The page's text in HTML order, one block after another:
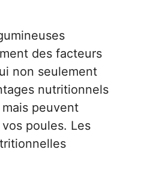
des facteurs
non seulement
nutritionnels
peuvent
poules. Les